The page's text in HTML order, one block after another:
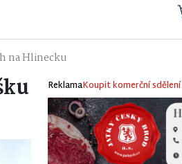
na Hlinecku
ReklamaKoupit komerční sdělení